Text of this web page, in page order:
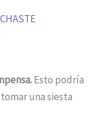
Esto podría
una siesta